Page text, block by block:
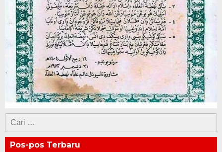
Cari
untuk:
Pos-pos Terbaru